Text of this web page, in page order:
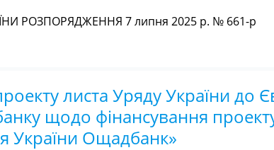
РОЗПОРЯДЖЕННЯ 7 липня 2025 р. № 661-р
листа Уряду України до
щодо фінансування
України Ощадбанк»